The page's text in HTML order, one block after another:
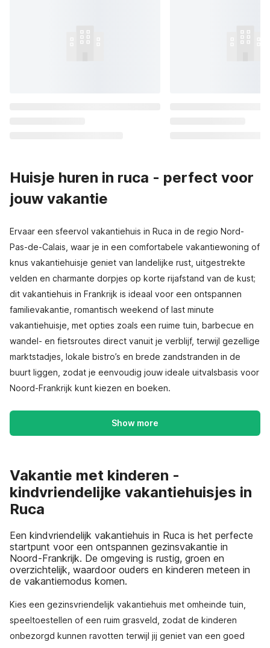
Huisje huren in ruca - perfect voor
jouw vakantie
Ervaar een sfeervol vakantiehuis in Ruca in de regio Nord-
Pas-de-Calais, waar je in een comfortabele vakantiewoning of
knus vakantiehuisje geniet van landelijke rust, uitgestrekte
velden en charmante dorpjes op korte rijafstand van de kust;
dit vakantiehuis in Frankrijk is ideaal voor een ontspannen
familievakantie, romantisch weekend of last minute
vakantiehuisje, met opties zoals een ruime tuin, barbecue en
wandel- en fietsroutes direct vanuit je verblijf, terwijl gezellige
marktstadjes, lokale bistro’s en brede zandstranden in de
buurt liggen, zodat je eenvoudig jouw ideale uitvalsbasis voor
Noord-Frankrijk kunt kiezen en boeken.
Show more
Vakantie met kinderen -
kindvriendelijke vakantiehuisjes in
Ruca
Een kindvriendelijk vakantiehuis in Ruca is het perfecte
startpunt voor een ontspannen gezinsvakantie in
Noord-Frankrijk. De omgeving is rustig, groen en
overzichtelijk, waardoor ouders en kinderen meteen in
de vakantiemodus komen.
Kies een gezinsvriendelijk vakantiehuis met omheinde tuin,
speeltoestellen of een ruim grasveld, zodat de kinderen
onbezorgd kunnen ravotten terwijl jij geniet van een goed